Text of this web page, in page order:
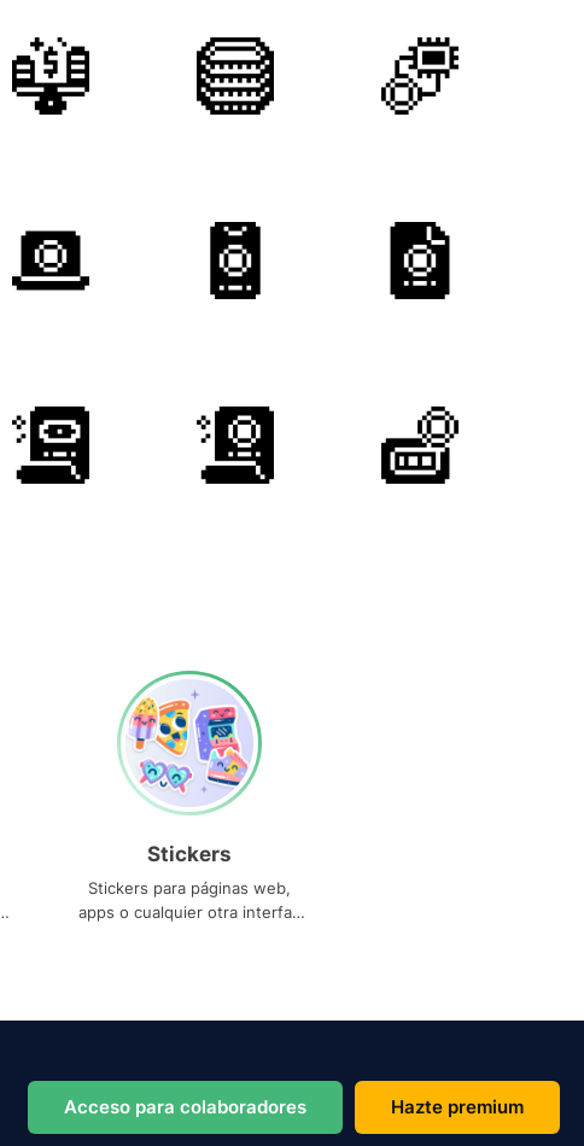
Stickers
Stickers para páginas web,
apps o cualquier otra interfaz
Acceso para colaboradores Hazte premium